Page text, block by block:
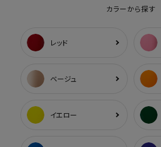
カラーから探す
レッド
ベージュ
イエロー